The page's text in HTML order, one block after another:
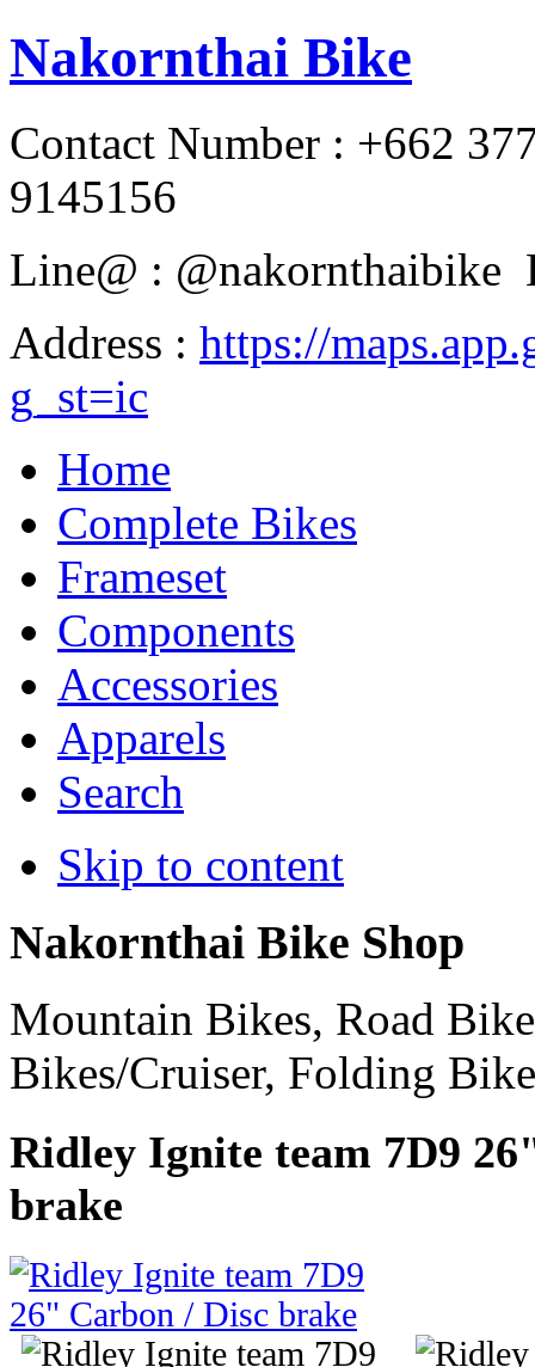
Nakornthai Bike
Contact Number : +662
9145156
Line@ :
Address : https://
g_st=ic
Home
Complete Bikes
Frameset
Components
Accessories
Apparels
Search
Skip to content
Nakornthai Bike Shop
Mountain Bikes, Road
Bikes/Cruiser, Folding
Ridley Ignite team 7D9
brake